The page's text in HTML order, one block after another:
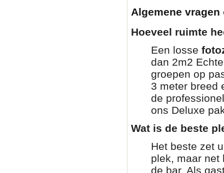
Algemene
Hoeveel ruimte
Een losse
dan 2m2
groepen op
3 meter breed
de
ons Deluxe
Wat is de beste
Het beste zet
plek, maar net
de bar. Als